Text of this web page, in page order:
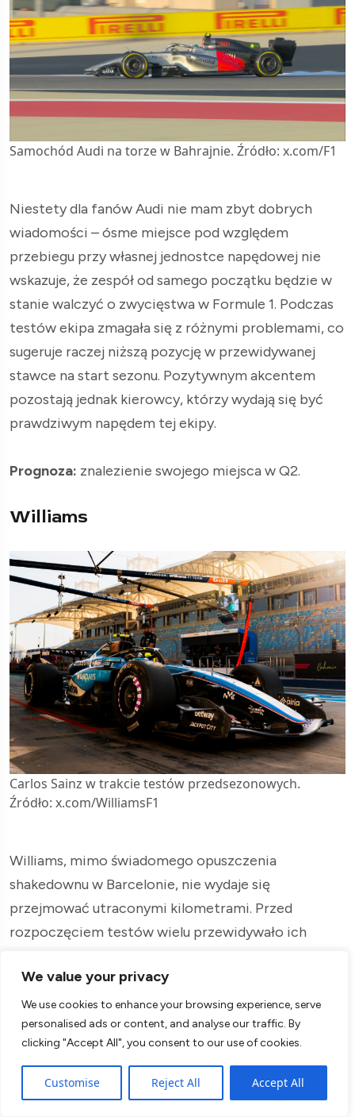
We value your privacy
We use cookies to enhance your browsing experience, serve
personalised ads or content, and analyse our traffic. By
clicking "Accept All", you consent to our use of cookies.
Customise Reject All Accept All
Samochód Audi na torze w Bahrajnie. Źródło: x.com/F1
Niestety dla fanów Audi nie mam zbyt dobrych
wiadomości – ósme miejsce pod względem
przebiegu przy własnej jednostce napędowej nie
wskazuje, że zespół od samego początku będzie w
stanie walczyć o zwycięstwa w Formule 1. Podczas
testów ekipa zmagała się z różnymi problemami, co
sugeruje raczej niższą pozycję w przewidywanej
stawce na start sezonu. Pozytywnym akcentem
pozostają jednak kierowcy, którzy wydają się być
prawdziwym napędem tej ekipy.
Prognoza: znalezienie swojego miejsca w Q2.
Williams
Carlos Sainz w trakcie testów przedsezonowych.
Źródło: x.com/WilliamsF1
Williams, mimo świadomego opuszczenia
shakedownu w Barcelonie, nie wydaje się
przejmować utraconymi kilometrami. Przed
rozpoczęciem testów wielu przewidywało ich
pierwszych jazdach wiemy, że na początku sezonu
nie będzie to możliwe. Pod kierownictwemJamesa
Vowlesazespół powinien jednak utrzymać się w
środkowej części stawki, co stwarza solidne
podstawy do dalszego rozwoju w trakcie sezonu.